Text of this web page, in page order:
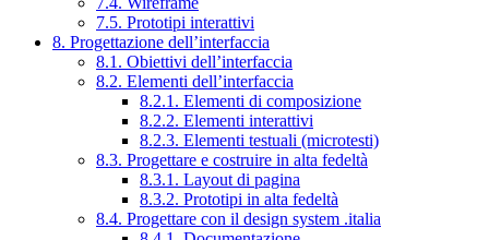
7.5. Prototipi interattivi
8. Progettazione dell’interfaccia
8.1. Obiettivi dell’interfaccia
8.2. Elementi dell’interfaccia
8.2.1. Elementi di composizione
8.2.2. Elementi interattivi
8.2.3. Elementi testuali (microtesti)
8.3. Progettare e costruire in alta fedeltà
8.3.1. Layout di pagina
8.3.2. Prototipi in alta fedeltà
8.4. Progettare con il design system .italia